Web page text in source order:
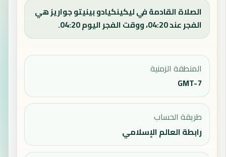
الصلاة القادمة في ليكينكيادو بينيتو جواريز هي
الفجر عند 04:20، ووقت الفجر اليوم 04:20.
المنطقة الزمنية
GMT-7
طريقة الحساب
رابطة العالم الإسلامي